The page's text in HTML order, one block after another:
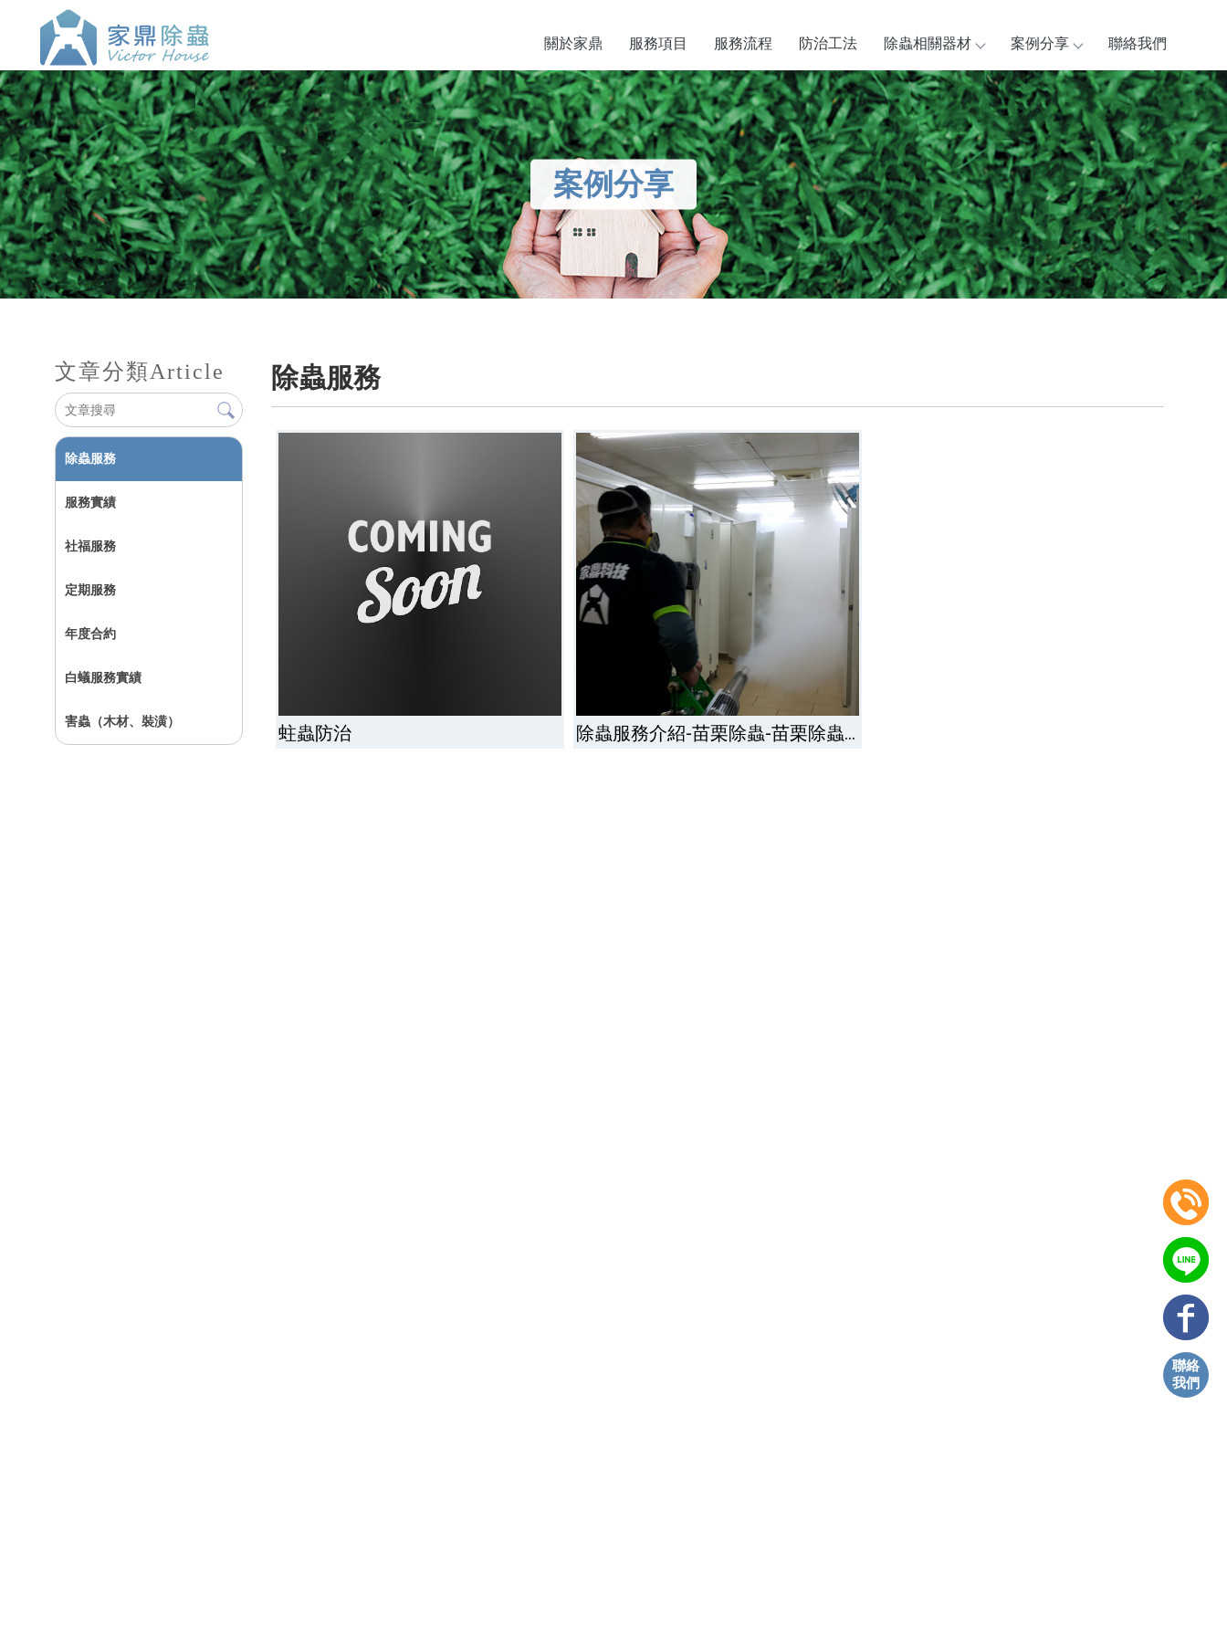
關於家鼎 服務項目 服務流程 防治工法 除蟲相關器材 案例分享 聯絡我們
案例分享
文章分類Article
除蟲服務
服務實績
社福服務
定期服務
年度合約
白蟻服務實績
害蟲（木材、裝潢）
除蟲服務
蛀蟲防治
除蟲服務介紹-苗栗除蟲-苗栗除蟲
聯絡
我們